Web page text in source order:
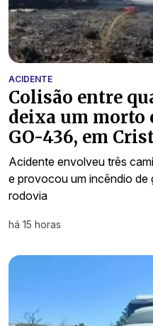
ACIDENTE
Colisão entre
deixa um morto
GO-436, em
Acidente envolveu três
e provocou um incêndio de
rodovia
há 15 horas